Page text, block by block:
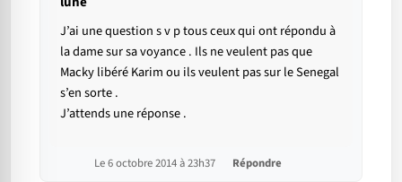
J’ai une question s v p tous ceux qui ont répondu à
la dame sur sa voyance . Ils ne veulent pas que
Macky libéré Karim ou ils veulent pas sur le Senegal
s’en sorte .
J’attends une réponse .
Le 6 octobre 2014 à 23h37 Répondre